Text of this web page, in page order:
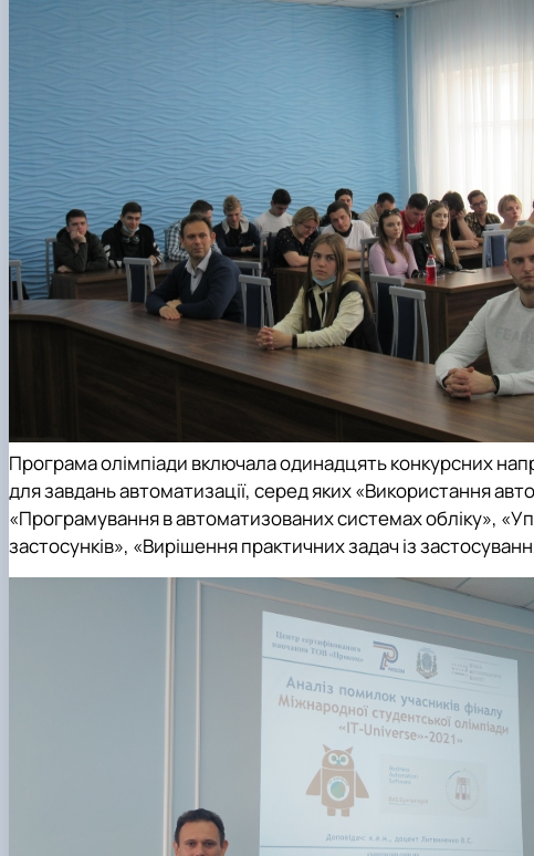
Програма олімпіади включала одинадцять конкурсних
для завдань автоматизації, серед яких «Використання
«Програмування в автоматизованих системах обліку»,
застосунків», «Вирішення практичних задач із